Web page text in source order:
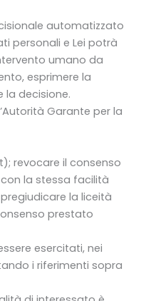
automatizzato
personali e Lei potrà
umano da
esprimere la
la decisione.
Garante per la
revocare il consenso
la stessa facilità
la liceità
prestato
esercitati, nei
i riferimenti sopra